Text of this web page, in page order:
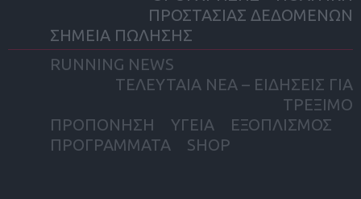
ΠΡΟΣΤΑΣΙΑΣ ΔΕΔΟΜΕΝΩΝ
ΣΗΜΕΙΑ ΠΩΛΗΣΗΣ
RUNNING NEWS
ΤΕΛΕΥΤΑΙΑ ΝΕΑ – ΕΙΔΗΣΕΙΣ ΓΙΑ
ΤΡΕΞΙΜΟ
ΠΡΟΠΟΝΗΣΗ
ΥΓΕΙΑ
ΕΞΟΠΛΙΣΜΟΣ
ΠΡΟΓΡΑΜΜΑΤΑ
SHOP